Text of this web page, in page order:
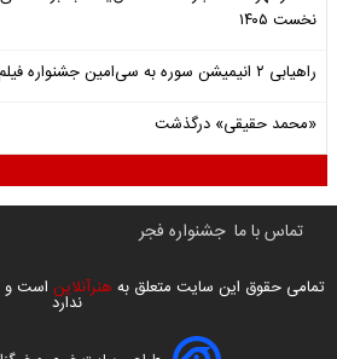
نخست ۱۴۰۵
راهیابی ۲ انیمیشن سوره به سی‌امین جشنواره فیلم رود آیلند
«محمد حقیقی» درگذشت
تماس با ما جشنواره فجر
تمامی حقوق این سایت متعلق به هنرآنلاین است و
ندارد